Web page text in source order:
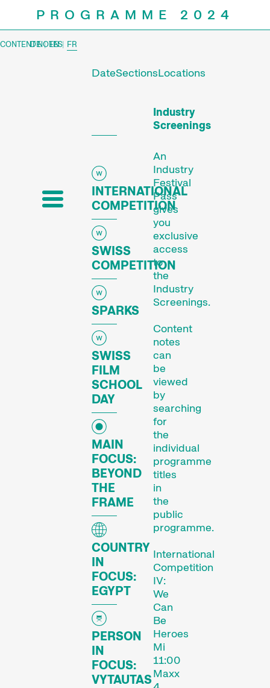
PROGRAMME 2024
CONTENT NOTES
DE | EN | FR
DateSectionsLocations
INTERNATIONAL
COMPETITION
SWISS
COMPETITION
SPARKS
SWISS
FILM
SCHOOL
DAY
MAIN
FOCUS:
BEYOND
THE
FRAME
COUNTRY
IN
FOCUS:
EGYPT
PERSON
IN
FOCUS:
VYTAUTAS
Industry
Screenings
An
Industry
Festival
Pass
gives
you
exclusive
access
to
the
Industry
Screenings.
Content
notes
can
be
viewed
by
searching
for
the
individual
programme
titles
in
the
public
programme.
International
Competition
IV:
We
Can
Be
Heroes
Mi
11:00
Maxx